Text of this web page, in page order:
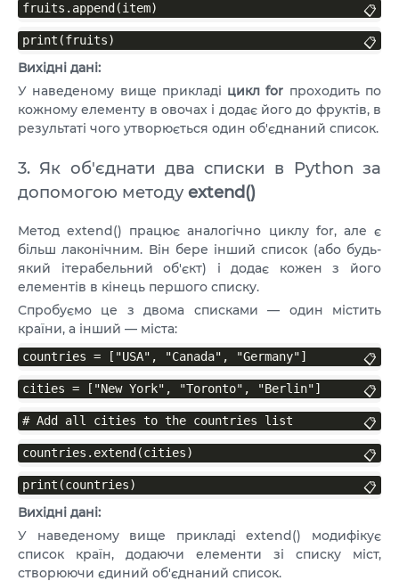
fruits.append(item) 📋
print(fruits) 📋
Вихідні дані:
У наведеному вище прикладі цикл for проходить по
кожному елементу в овочах і додає його до фруктів, в
результаті чого утворюється один об'єднаний список.
3. Як об'єднати два списки в Python за
допомогою методу extend()
Метод extend() працює аналогічно циклу for, але є
більш лаконічним. Він бере інший список (або будь-
який ітерабельний об'єкт) і додає кожен з його
елементів в кінець першого списку.
Спробуємо це з двома списками — один містить
країни, а інший — міста:
countries = ["USA", "Canada", "Germany"] 📋
cities = ["New York", "Toronto", "Berlin"] 📋
# Add all cities to the countries list 📋
countries.extend(cities) 📋
print(countries) 📋
Вихідні дані:
У наведеному вище прикладі extend() модифікує
список країн, додаючи елементи зі списку міст,
створюючи єдиний об'єднаний список.